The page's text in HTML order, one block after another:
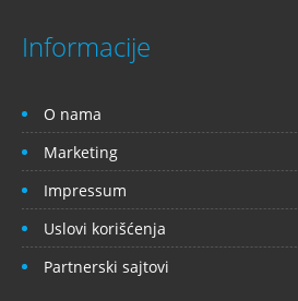
Informacije
O nama
Marketing
Impressum
Uslovi korišćenja
Partnerski sajtovi